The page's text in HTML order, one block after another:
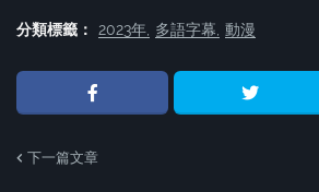
分類標籤： 2023年 多語字幕 動漫
下一篇文章